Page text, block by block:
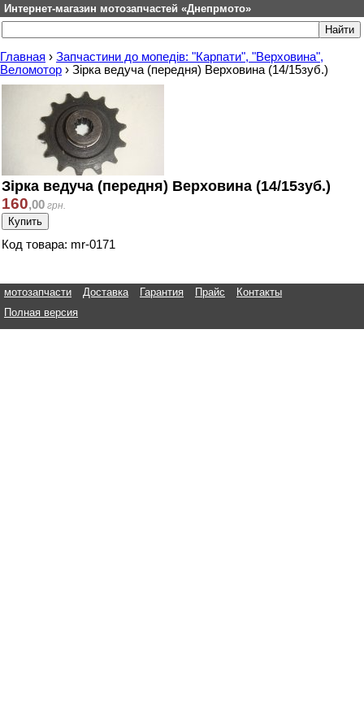
Интернет-магазин мотозапчастей «Днепрмото»
Главная › Запчастини до мопедів: "Карпати", "Верховина",
Веломотор › Зірка ведуча (передня) Верховина (14/15зуб.)
Зірка ведуча (передня) Верховина (14/15зуб.)
160,00 грн.
Код товара: mr-0171
мотозапчасти Доставка Гарантия Прайс
Контакты
Полная версия